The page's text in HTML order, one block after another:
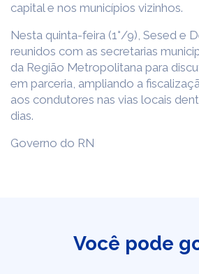
capital e nos municípios vizinhos.
Nesta quinta-feira (1°/9), Sesed e
reunidos com as secretarias
da Região Metropolitana para
em parceria, ampliando a
aos condutores nas vias locais
dias.
Governo do RN
Você pode